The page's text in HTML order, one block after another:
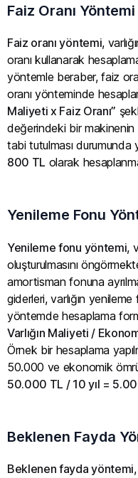
Faiz Oranı Yöntemi
Faiz oranı yöntemi,
oranı kullanarak
yöntemle beraber, faiz
oranı yönteminde
Maliyeti x Faiz Oranı”
değerindeki bir
tabi tutulması durumunda
800 TL olarak
Yenileme Fonu
Yenileme fonu yöntemi,
oluşturulmasını
amortisman fonuna
giderleri, varlığın
yöntemde hesaplama
Varlığın Maliyeti /
Örnek bir hesaplama
50.000 ve ekonomik ömrü
50.000 TL / 10 yıl =
Beklenen Fayda
Beklenen fayda yöntemi